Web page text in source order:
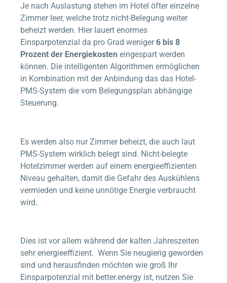
Je nach Auslastung stehen im Hotel öfter einzelne
Zimmer leer, welche trotz nicht-Belegung weiter
beheizt werden. Hier lauert enormes
Einsparpotenzial da pro Grad weniger6 bis 8
Prozent der Energiekosten eingespart werden
können. Die intelligenten Algorithmen ermöglichen
in Kombination mit der Anbindung das das Hotel-
PMS-System die vom Belegungsplan abhängige
Steuerung.
Es werden also nur Zimmer beheizt, die auch laut
PMS-System wirklich belegt sind. Nicht-belegte
Hotelzimmer werden auf einem energieeffizienten
Niveau gehalten, damit die Gefahr des Auskühlens
vermieden und keine unnötige Energie verbraucht
wird.
Dies ist vor allem während der kalten Jahreszeiten
sehr energieeffizient. Wenn Sie neugierig geworden
sind und herausfinden möchten wie groß Ihr
Einsparpotenzial mit better.energy ist, nutzen Sie